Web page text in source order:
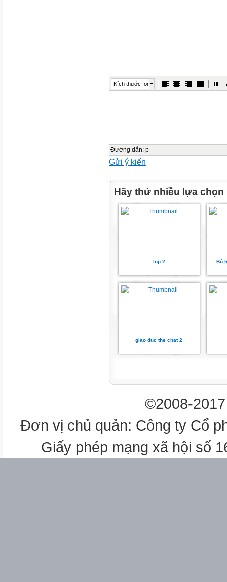
Kích thước font
Đường dẫn: p
Gửi ý kiến
Hãy thử nhiều lựa chọn
lop 2 Bộ
giao duc the chat 2
©2008-
Đơn vị chủ quản: Công ty Cổ
Giấy phép mạng xã hội số